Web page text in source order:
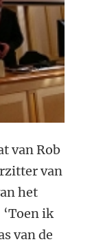
van Rob
van
het
‘Toen ik
van de